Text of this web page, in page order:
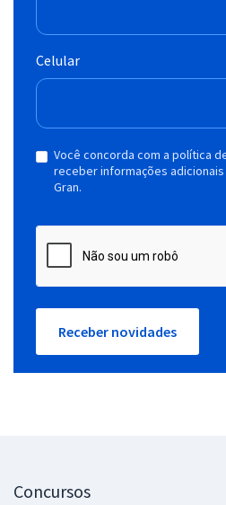
Celular
Você concorda com a política
receber informações
Gran.
Receber novidades
Concursos